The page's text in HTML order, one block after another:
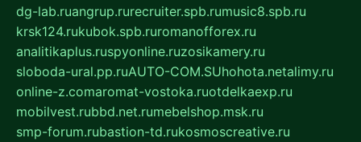
dg-lab.ruangrup.rurecruiter.spb.rumusic8.spb.ru
krsk124.rukubok.spb.ruromanofforex.ru
analitikaplus.ruspyonline.ruzosikamery.ru
sloboda-ural.pp.ruAUTO-COM.SUhohota.netalimy.ru
online-z.comaromat-vostoka.ruotdelkaexp.ru
mobilvest.rubbd.net.rumebelshop.msk.ru
smp-forum.rubastion-td.rukosmoscreative.ru